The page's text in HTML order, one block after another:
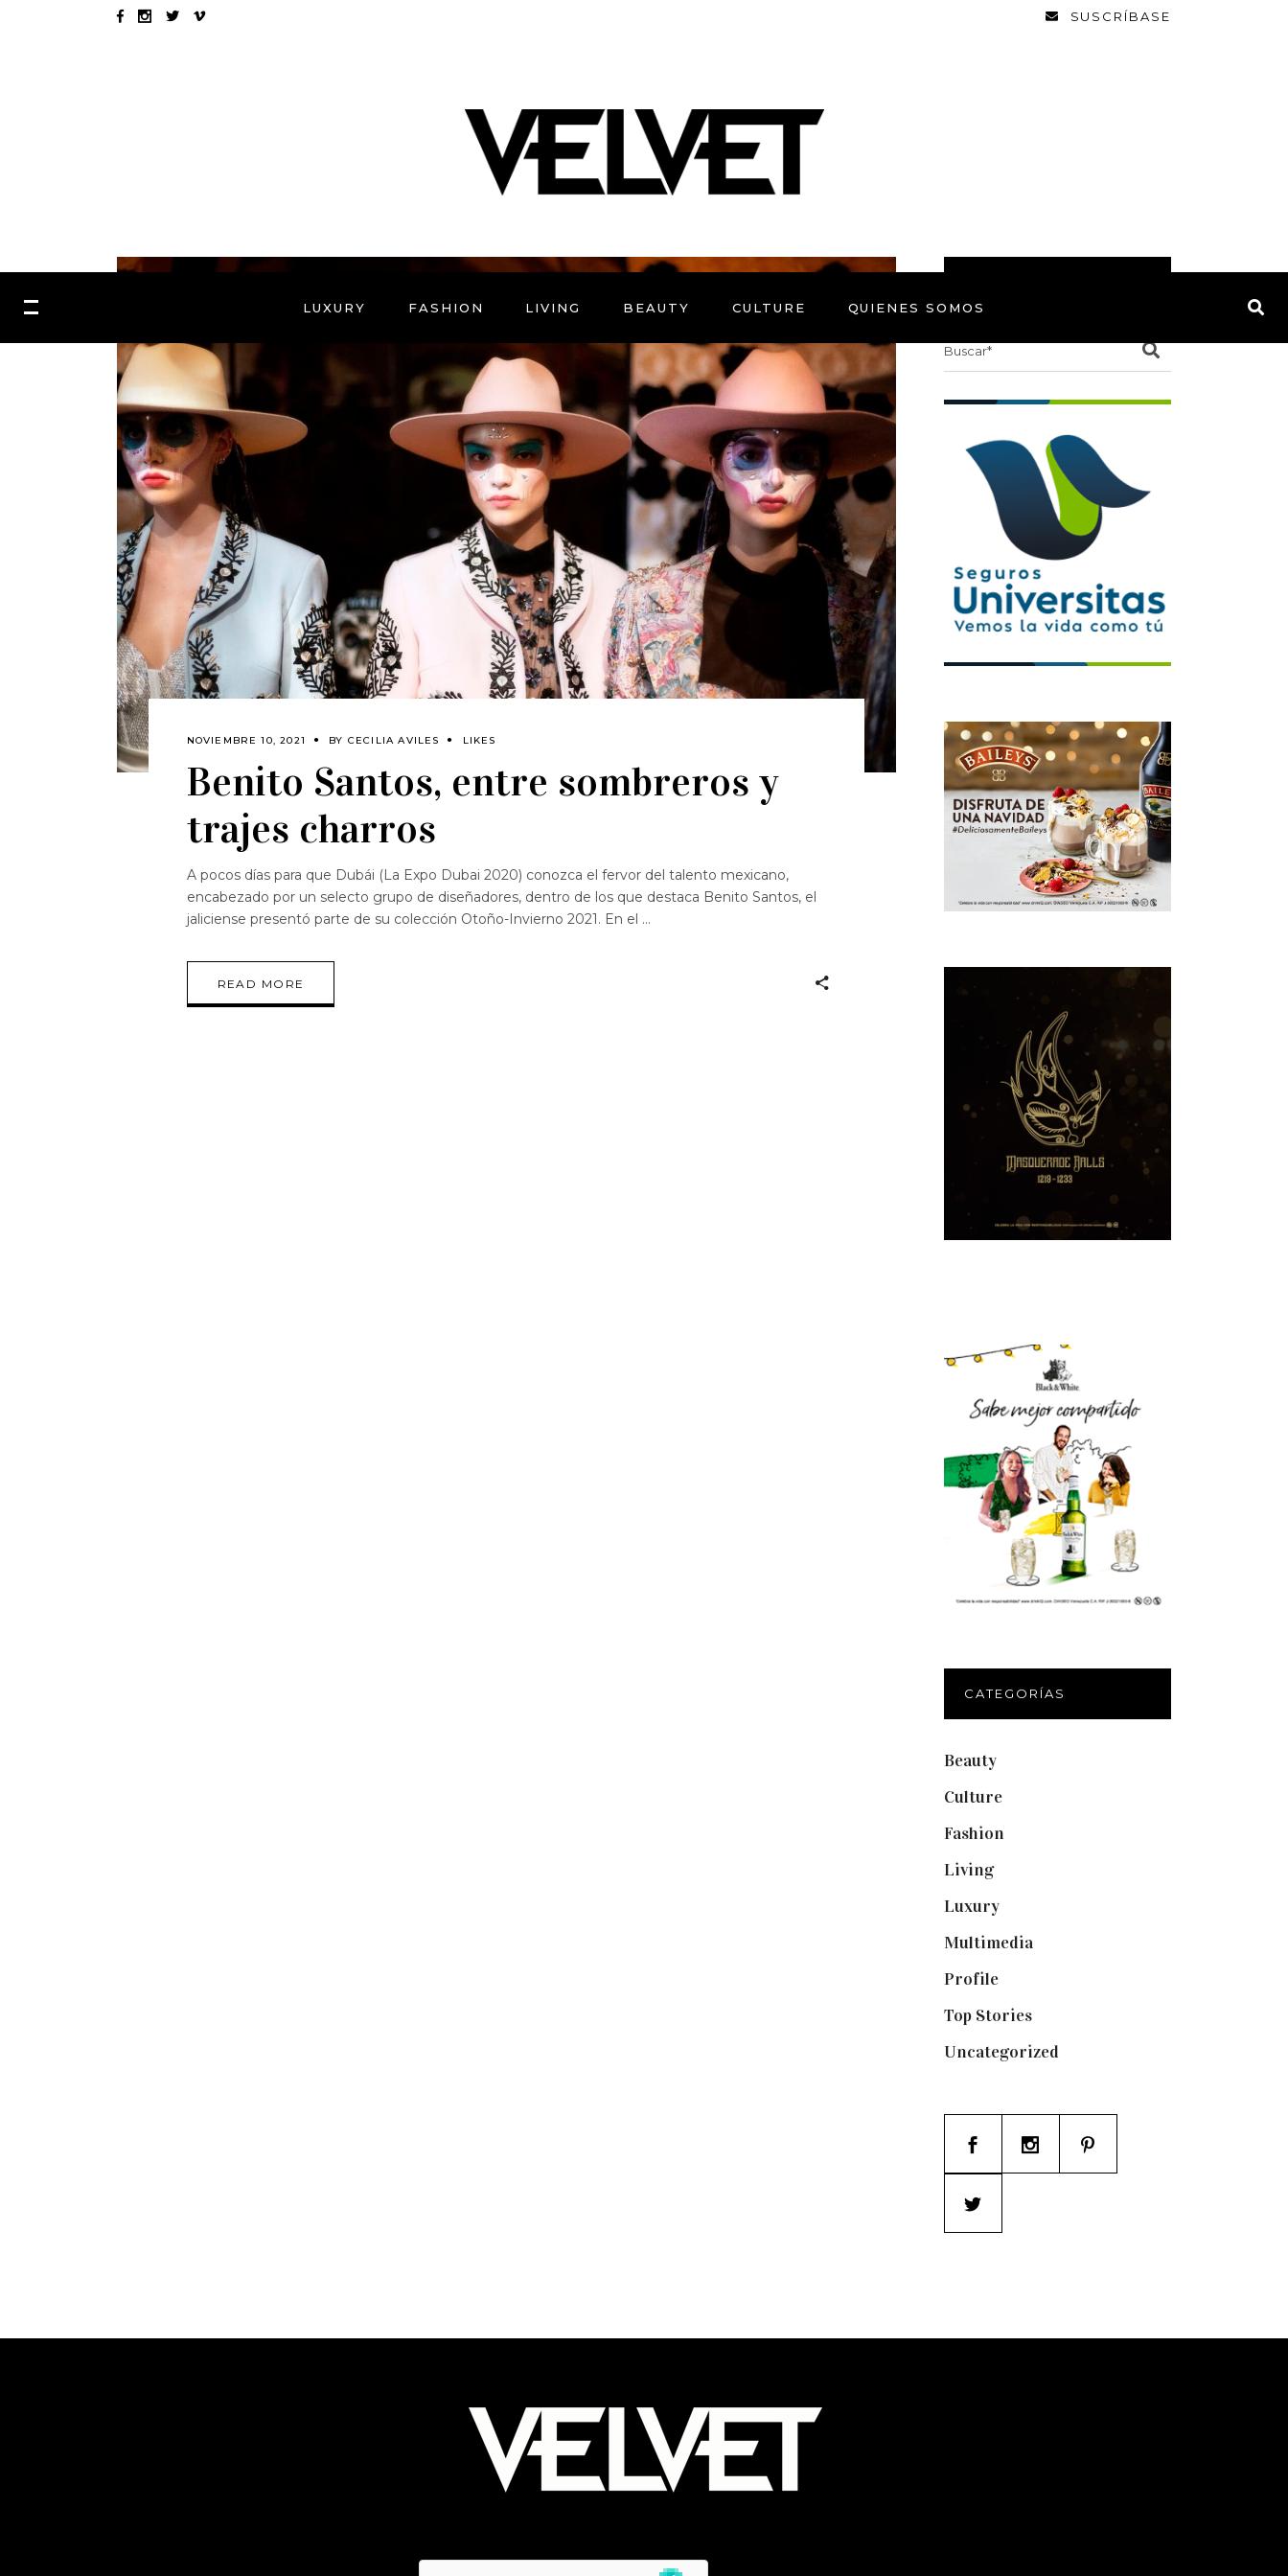
SUSCRÍBASE
LUXURY FASHION LIVING BEAUTY CULTURE QUIENES SOMOS
NOVIEMBRE 10, 2021 BY CECILIA AVILES LIKES
Benito Santos, entre sombreros y
trajes charros
A pocos días para que Dubái (La Expo Dubai 2020) conozca el fervor del talento mexicano,
encabezado por un selecto grupo de diseñadores, dentro de los que destaca Benito Santos, el
jaliciense presentó parte de su colección Otoño-Invierno 2021. En el
READ MORE
Search
CATEGORÍAS
Beauty(250)
Culture(132)
Fashion
Living(337)
Luxury(664)
Multimedia(10)
Profile(8)
Top Stories(123)
Uncategorized